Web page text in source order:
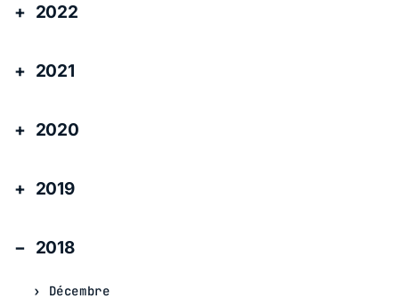
2022
2021
2020
2019
2018
Décembre